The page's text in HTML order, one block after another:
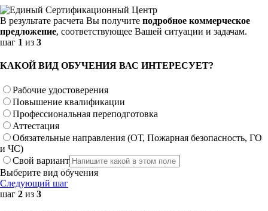
В результате расчета Вы получите подробное коммерческое
предложение, соответствующее Вашей ситуации и задачам.
шаг 1 из 3
КАКОЙ ВИД ОБУЧЕНИЯ ВАС ИНТЕРЕСУЕТ?
Рабочие удостоверения
Повышение квалификации
Профессиональная переподготовка
Аттестация
Обязательные направления (ОТ, Пожарная безопасность, ГО
и ЧС)
Свой вариант
Выберите вид обучения
Следующий шаг
шаг 2 из 3